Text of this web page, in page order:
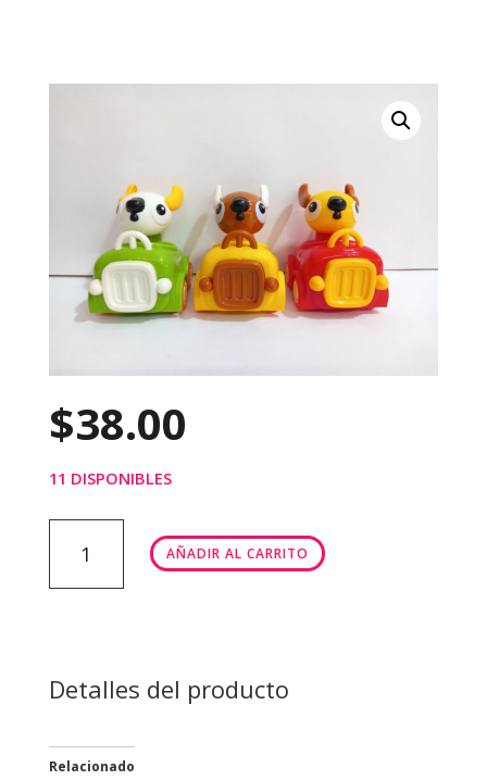
$38.00
11 DISPONIBLES
FREICCIÓN
PUSH&GO
AÑADIR AL CARRITO
Detalles del producto
Relacionado